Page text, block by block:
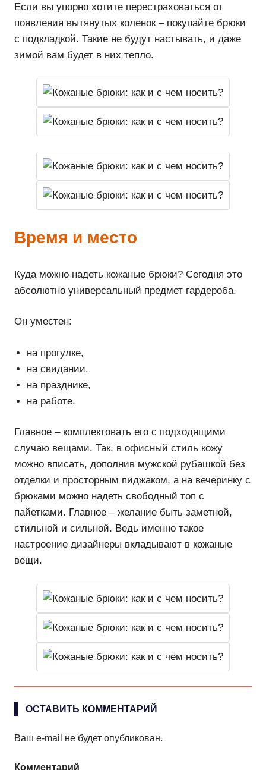
Если вы упорно хотите перестраховаться от
появления вытянутых коленок – покупайте брюки
с подкладкой. Такие не будут настывать, и даже
зимой вам будет в них тепло.
Время и место
Куда можно надеть кожаные брюки? Сегодня это
абсолютно универсальный предмет гардероба.
Он уместен:
на прогулке,
на свидании,
на празднике,
на работе.
Главное – комплектовать его с подходящими
случаю вещами. Так, в офисный стиль кожу
можно вписать, дополнив мужской рубашкой без
отделки и просторным пиджаком, а на вечеринку с
брюками можно надеть свободный топ с
пайетками. Главное – желание быть заметной,
стильной и сильной. Ведь именно такое
настроение дизайнеры вкладывают в кожаные
вещи.
ОСТАВИТЬ КОММЕНТАРИЙ
Ваш e-mail не будет опубликован.
Комментарий